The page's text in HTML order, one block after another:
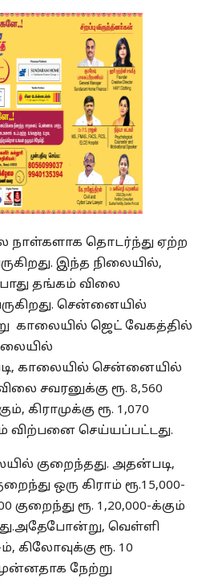
நாள்களாக தொடர்ந்து ஏற்ற
இந்த நிலையில்,
தங்கம் விலை
சென்னையில்
காலையில் ஜெட் வேகத்தில்
காலையில் சென்னையில்
சவரனுக்கு ரூ. 8,560
கிராமுக்கு ரூ. 1,070
விற்பனை செய்யப்பட்டது.
குறைந்தது. அதன்படி,
ஒரு கிராம் ரூ.15,000-
குறைந்து ரூ. 1,20,000-க்கும்
அதேபோன்று, வெள்ளி
கிலோவுக்கு ரூ. 10
நேற்று